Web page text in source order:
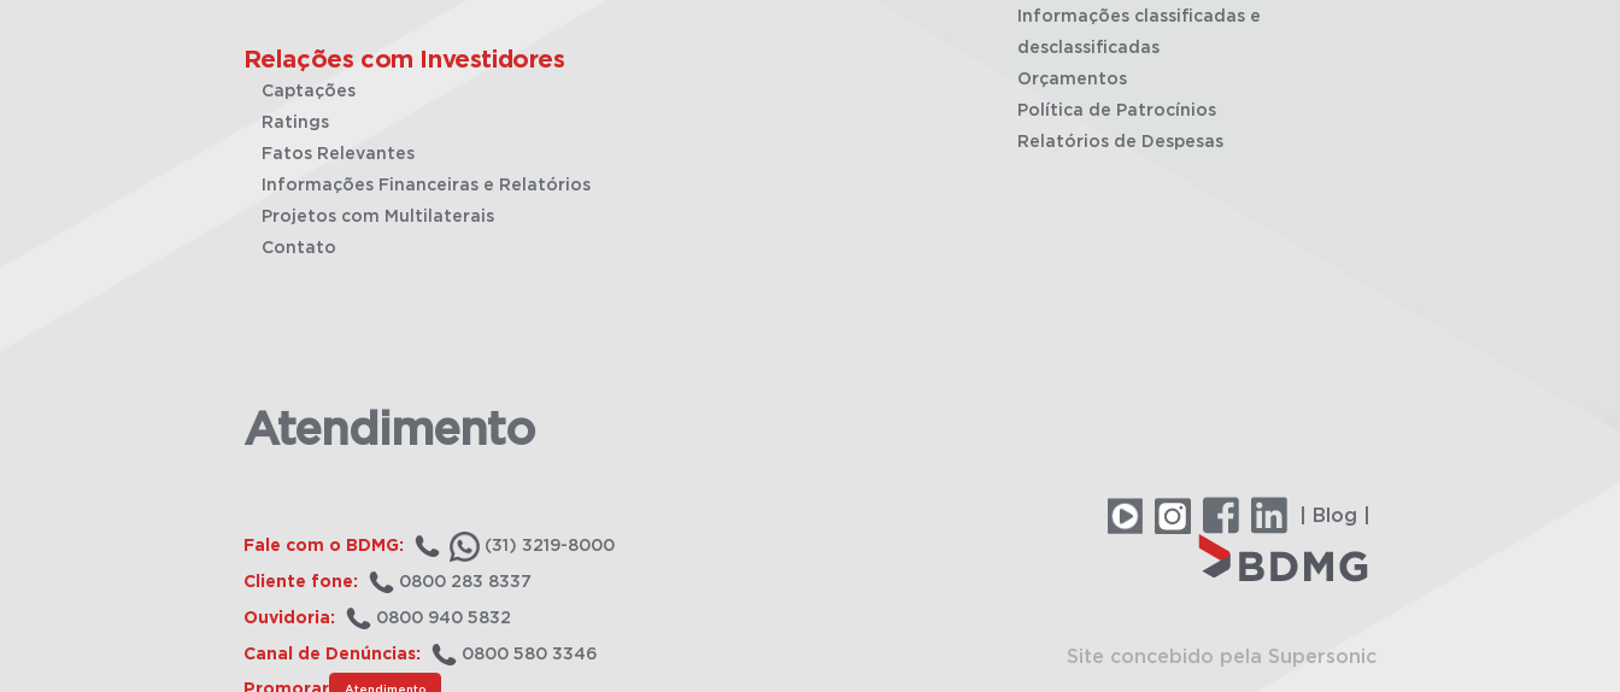
Relações com Investidores
Captações
Ratings
Fatos Relevantes
Informações Financeiras e Relatórios
Projetos com Multilaterais
Contato
Informações classificadas e
desclassificadas
Orçamentos
Política de Patrocínios
Relatórios de Despesas
Atendimento
Fale com o BDMG: (31) 3219-8000
Cliente fone: 0800 283 8337
Ouvidoria: 0800 940 5832
Canal de Denúncias: 0800 580 3346
Atendimento
| Blog |
Site concebido pela Supersonic